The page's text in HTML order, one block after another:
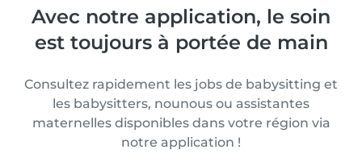
Avec notre application, le soin
est toujours à portée de main
Consultez rapidement les jobs de babysitting et
les babysitters, nounous ou assistantes
maternelles disponibles dans votre région via
notre application !